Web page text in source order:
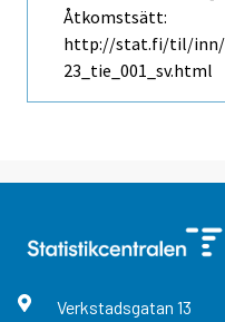
Åtkomstsätt:
http://stat.fi/til/inn/
23_tie_001_sv.html
Verkstadsgatan 13